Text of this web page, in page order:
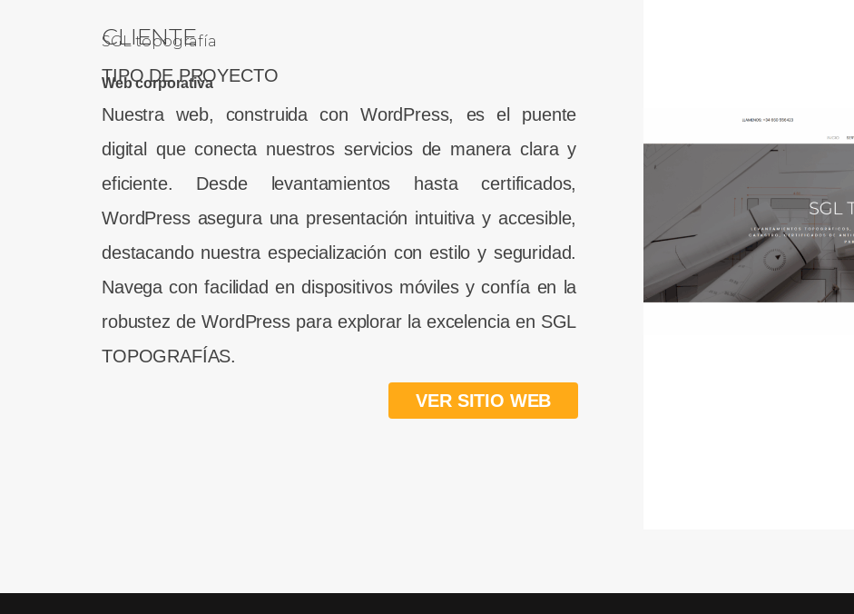
CLIENTE
SGL topografía
TIPO DE PROYECTO
Web corporativa
Nuestra web, construida con WordPress, es el puente
digital que conecta nuestros servicios de manera clara y
eficiente. Desde levantamientos hasta certificados,
WordPress asegura una presentación intuitiva y accesible,
destacando nuestra especialización con estilo y seguridad.
Navega con facilidad en dispositivos móviles y confía en la
robustez de WordPress para explorar la excelencia en SGL
TOPOGRAFÍAS.
VER SITIO WEB